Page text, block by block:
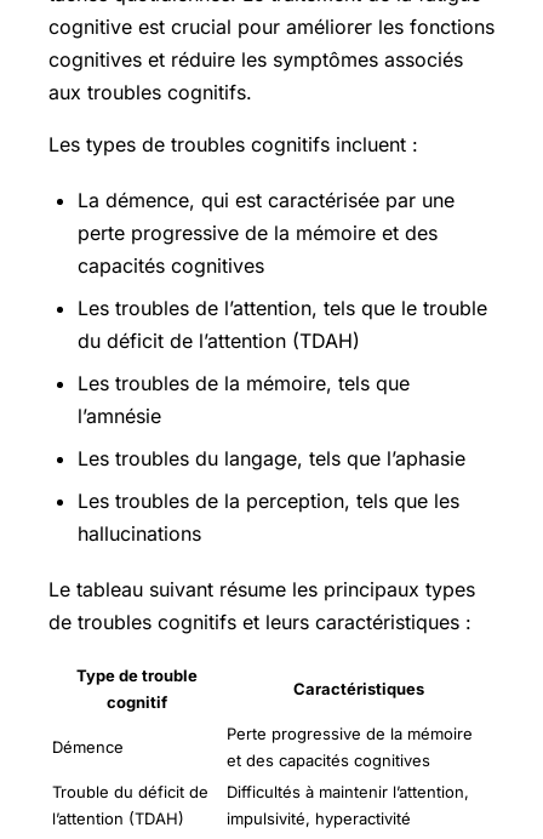
cognitive est crucial pour améliorer les fonctions
cognitives et réduire les symptômes associés
aux troubles cognitifs.
Les types de troubles cognitifs incluent :
La démence, qui est caractérisée par une
perte progressive de la mémoire et des
capacités cognitives
Les troubles de l’attention, tels que le trouble
du déficit de l’attention (TDAH)
Les troubles de la mémoire, tels que
l’amnésie
Les troubles du langage, tels que l’aphasie
Les troubles de la perception, tels que les
hallucinations
Le tableau suivant résume les principaux types
de troubles cognitifs et leurs caractéristiques :
Type de trouble
cognitif
Caractéristiques
Démence
Perte progressive de la mémoire
et des capacités cognitives
Trouble du déficit de
l’attention (TDAH)
Difficultés à maintenir l’attention,
impulsivité, hyperactivité